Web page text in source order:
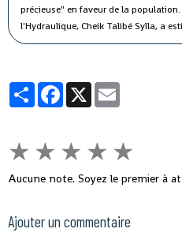
précieuse" en faveur de la population.
l'Hydraulique, Cheik Talibé Sylla, a
jeudi que le "potentiel des
PartagerFacebook
X
★ ★ ★ ★ ★
Aucune note. Soyez le premier à
Ajouter un commentaire